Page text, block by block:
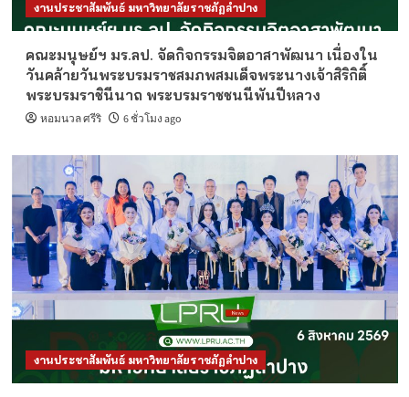
งานประชาสัมพันธ์ มหาวิทยาลัยราชภัฏลำปาง
คณะมนุษย์ฯ มร.ลป. จัดกิจกรรมจิตอาสาพัฒนา เนื่องใน
วันคล้ายวันพระบรมราชสมภพสมเด็จพระนางเจ้าสิริกิติ์
พระบรมราชินีนาถ พระบรมราชชนนีพันปีหลวง
หอมนวล ศรีริ 6 ชั่วโมง ago
งานประชาสัมพันธ์ มหาวิทยาลัยราชภัฏลำปาง